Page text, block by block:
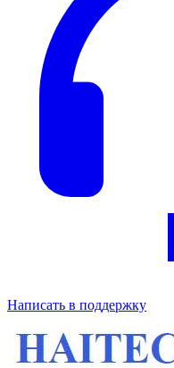
Написать в поддержку